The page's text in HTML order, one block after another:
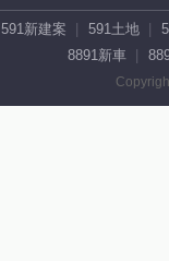
591新建案 591土地
8891新車